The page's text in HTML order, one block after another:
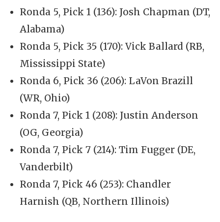
Ronda 5, Pick 1 (136): Josh Chapman (DT,
Alabama)
Ronda 5, Pick 35 (170): Vick Ballard (RB,
Mississippi State)
Ronda 6, Pick 36 (206): LaVon Brazill
(WR, Ohio)
Ronda 7, Pick 1 (208): Justin Anderson
(OG, Georgia)
Ronda 7, Pick 7 (214): Tim Fugger (DE,
Vanderbilt)
Ronda 7, Pick 46 (253): Chandler
Harnish (QB, Northern Illinois)